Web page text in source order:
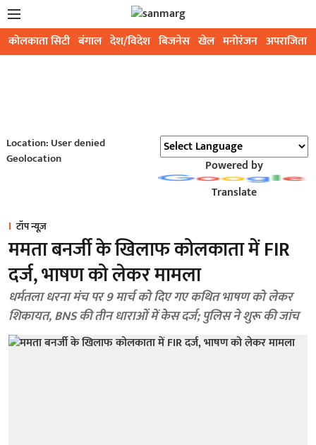
कोलकाता सिटी बंगाल देश/विदेश बिजनेस खेल मनोरंजन अपराजिता
Location: User denied
Geolocation
Powered by
Translate
टॉप न्यूज़
ममता बनर्जी के खिलाफ कोलकाता में FIR
दर्ज, भाषण को लेकर मामला
धर्मतला धरना मंच पर 9 मार्च को दिए गए कथित भाषण को लेकर
शिकायत, BNS की तीन धाराओं में केस दर्ज; पुलिस ने शुरू की जांच